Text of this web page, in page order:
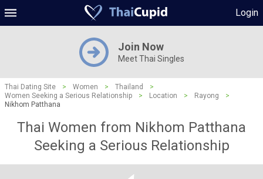
Login
Join Now
Meet Thai Singles
Thai Dating Site > Women > Thailand
>
Women Seeking a Serious Relationship
> Location > Rayong
>
Nikhom Patthana
Thai Women from Nikhom Patthana
Seeking a Serious Relationship